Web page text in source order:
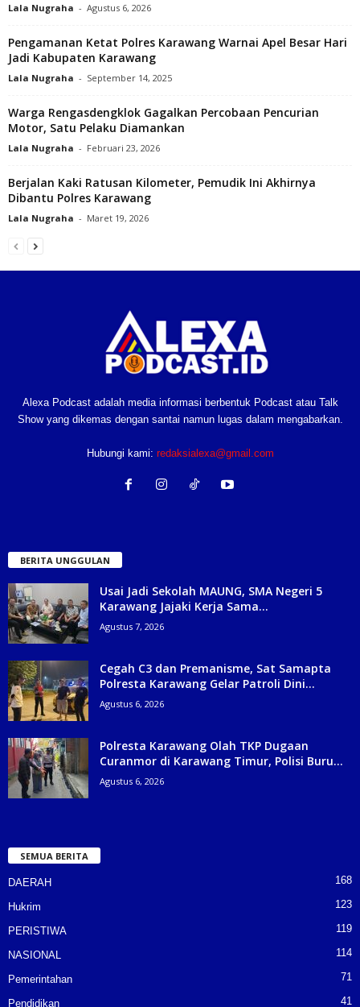
Lala Nugraha - Agustus 6, 2026
Pengamanan Ketat Polres Karawang Warnai Apel Besar Hari
Jadi Kabupaten Karawang
Lala Nugraha - September 14, 2025
Warga Rengasdengklok Gagalkan Percobaan Pencurian
Motor, Satu Pelaku Diamankan
Lala Nugraha - Februari 23, 2026
Berjalan Kaki Ratusan Kilometer, Pemudik Ini Akhirnya
Dibantu Polres Karawang
Lala Nugraha - Maret 19, 2026
Alexa Podcast adalah media informasi berbentuk Podcast atau Talk
Show yang dikemas dengan santai namun lugas dalam mengabarkan.
Hubungi kami: redaksialexa@gmail.com
BERITA UNGGULAN
Usai Jadi Sekolah MAUNG, SMA Negeri 5
Karawang Jajaki Kerja Sama...
Agustus 7, 2026
Cegah C3 dan Premanisme, Sat Samapta
Polresta Karawang Gelar Patroli Dini...
Agustus 6, 2026
Polresta Karawang Olah TKP Dugaan
Curanmor di Karawang Timur, Polisi Buru...
Agustus 6, 2026
SEMUA BERITA
DAERAH 168
Hukrim 123
PERISTIWA 119
NASIONAL 114
Pemerintahan 71
Pendidikan 41